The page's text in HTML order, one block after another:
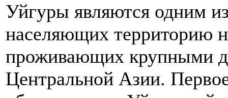
Уйгуры являются одним
населяющих территорию
проживающих крупными
Центральной Азии.